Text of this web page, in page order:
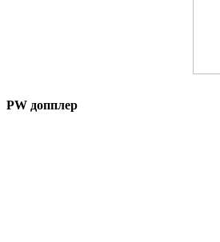
PW допплер